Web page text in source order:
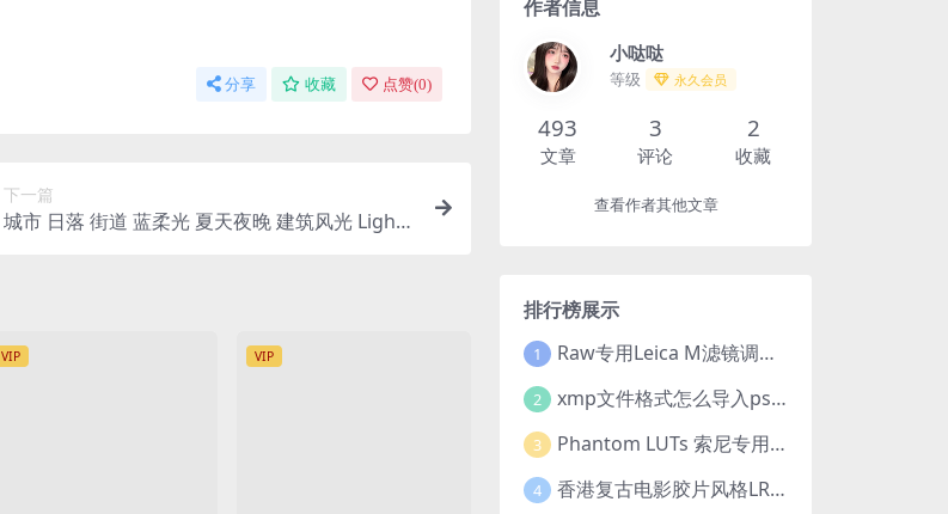
分享 收藏 点赞(0)
下一篇
城市 日落 街道​ 蓝柔光 夏天夜晚 建筑风光 Lightr
VIP VIP
作者信息
小哒哒
等级 永久会员
493
文章
3
评论
2
收藏
查看作者其他文章
排行榜展示
1 Raw专用Leica M滤镜调色高级预设合集
2 xmp文件格式怎么导入ps?Adobe Camera Raw预设导入方法,ACR预设安装教程xmp文件格式怎么导入ps
3 Phantom LUTs 索尼专用 | A7S III | G7 ARRI/G6 FILM (2023最新版本)
4 香港复古电影胶片风格LR预设王家卫风调色 滤镜支持PR/PS/FCPX/达芬奇/AE/LUT